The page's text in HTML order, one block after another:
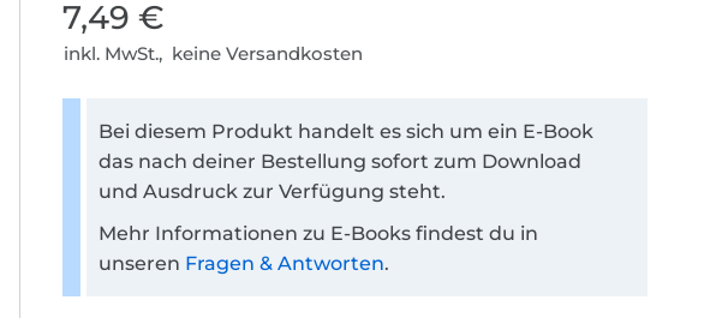
7,49 €
inkl. MwSt., keine Versandkosten
Bei diesem Produkt handelt es sich um ein E-Book
das nach deiner Bestellung sofort zum Download
und Ausdruck zur Verfügung steht.
Mehr Informationen zu E-Books findest du in
unseren Fragen & Antworten.